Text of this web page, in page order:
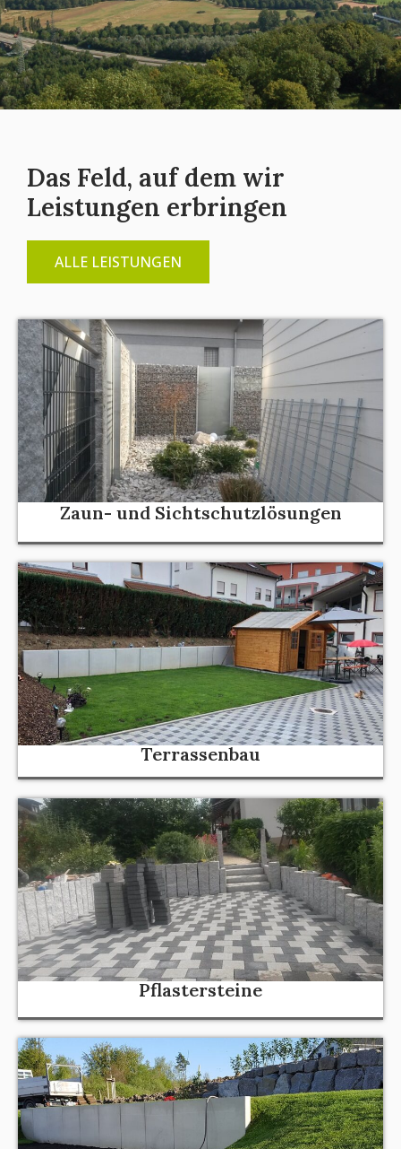
Das Feld, auf dem wir
Leistungen erbringen
ALLE LEISTUNGEN
Zaun- und Sichtschutzlösungen
Terrassenbau
Pflastersteine